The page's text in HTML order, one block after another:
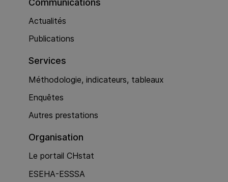
Communications
Actualités
Publications
Services
Méthodologie, indicateurs, tableaux
Enquêtes
Autres prestations
Organisation
Le portail CHstat
ESEHA-ESSSA